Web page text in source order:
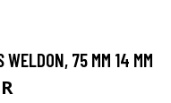
WELDON, 75 MM 14 MM